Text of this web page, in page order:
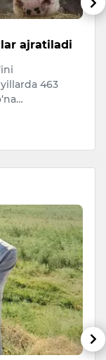
ajratiladi
463